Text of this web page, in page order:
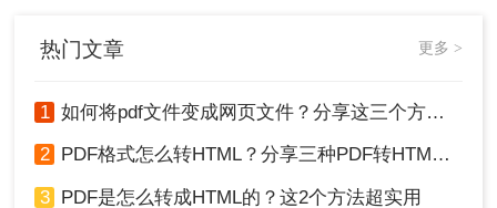
想要编辑网页模板，就会将PDF转换
成HTML格式。
热门文章 更多 >
1 如何将pdf文件变成网页文件？分享这三个方法给大家！
2 PDF格式怎么转HTML？分享三种PDF转HTML的方法
3 PDF是怎么转成HTML的？这2个方法超实用